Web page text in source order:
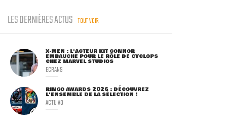
LES DERNIÈRES ACTUS TOUT VOIR
X-MEN : L'ACTEUR KIT CONNOR
EMBAUCHÉ POUR LE RÔLE DE CYCLOPS
CHEZ MARVEL STUDIOS
ECRANS
RINGO AWARDS 2026 : DÉCOUVREZ
L'ENSEMBLE DE LA SÉLECTION !
ACTU VO